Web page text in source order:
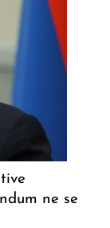
ne se